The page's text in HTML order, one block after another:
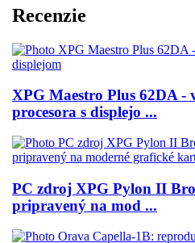
Recenzie
XPG Maestro Plus 62DA -
procesora s displejo ...
PC zdroj XPG Pylon II
pripravený na mod ...